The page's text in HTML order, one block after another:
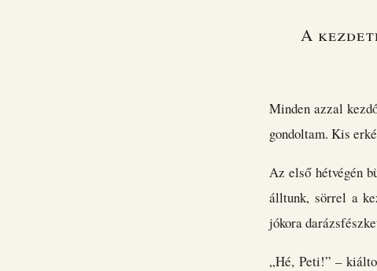
A
Minden azzal
gondoltam. Kis
Az első hétvégén
álltunk, sörrel a
jókora
„Hé, Peti!” –